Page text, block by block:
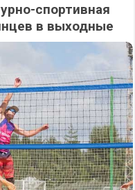
спортивная
в выходные